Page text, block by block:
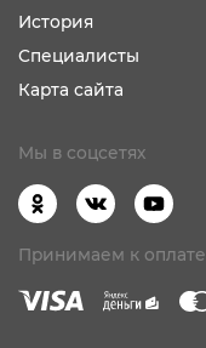
История
Специалисты
Карта сайта
Мы в соцсетях
Принимаем к оплате